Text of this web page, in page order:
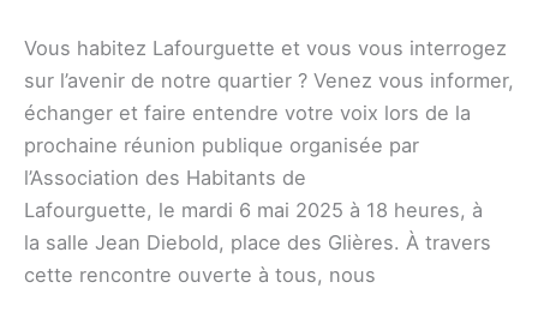
Vous habitez Lafourguette et vous vous interrogez
sur l’avenir de notre quartier ? Venez vous informer,
échanger et faire entendre votre voix lors de la
prochaine réunion publique organisée par
l’Association des Habitants de
Lafourguette, le mardi 6 mai 2025 à 18 heures, à
la salle Jean Diebold, place des Glières. À travers
cette rencontre ouverte à tous, nous